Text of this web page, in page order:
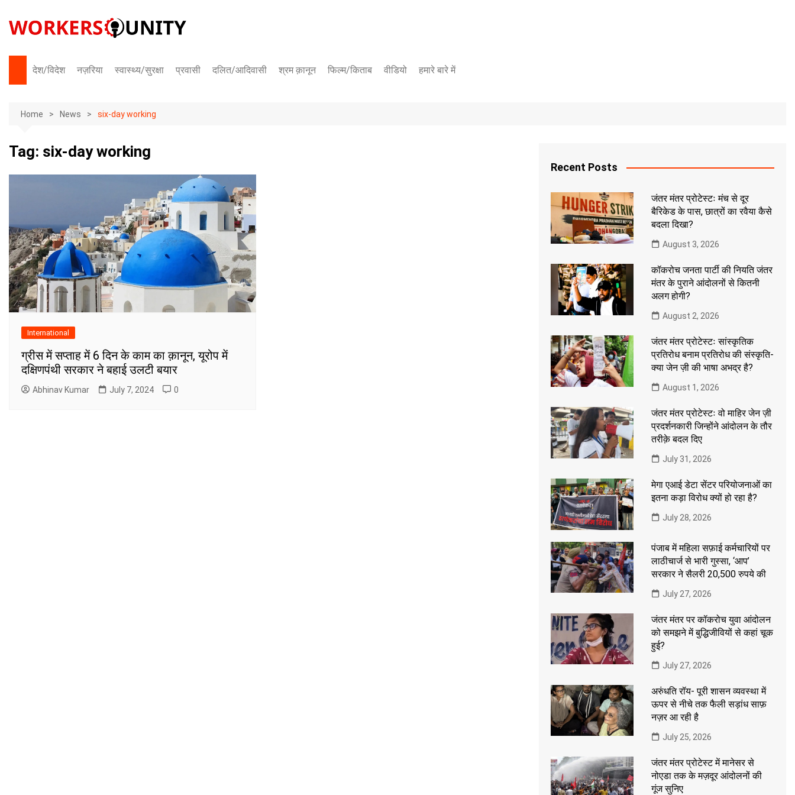
content
देश/विदेश
अंतराष्ट्रीय
नज़रिया स्वास्थ्य/सुरक्षा प्रवासी दलित/आदिवासी श्रम क़ानून फिल्म/किताब वीडियो हमारे बारे में
Home News six-day working
Tag: six-day working
International
ग्रीस में सप्ताह में 6 दिन के काम का क़ानून, यूरोप में
दक्षिणपंथी सरकार ने बहाई उलटी बयार
Abhinav Kumar July 7, 2024 0
Recent Posts
जंतर मंतर प्रोटेस्टः मंच से दूर
बैरिकेड के पास, छात्रों का रवैया कैसे
बदला दिखा?
August 3, 2026
कॉकरोच जनता पार्टी की नियति जंतर
मंतर के पुराने आंदोलनों से कितनी
अलग होगी?
August 2, 2026
जंतर मंतर प्रोटेस्टः सांस्कृतिक
प्रतिरोध बनाम प्रतिरोध की संस्कृति-
क्या जेन ज़ी की भाषा अभद्र है?
August 1, 2026
जंतर मंतर प्रोटेस्टः वो माहिर जेन ज़ी
प्रदर्शनकारी जिन्होंने आंदोलन के तौर
तरीक़े बदल दिए
July 31, 2026
मेगा एआई डेटा सेंटर परियोजनाओं का
इतना कड़ा विरोध क्यों हो रहा है?
July 28, 2026
पंजाब में महिला सफ़ाई कर्मचारियों पर
लाठीचार्ज से भारी गुस्सा, ‘आप’
सरकार ने सैलरी 20,500 रुपये की
July 27, 2026
जंतर मंतर पर कॉकरोच युवा आंदोलन
को समझने में बुद्धिजीवियों से कहां चूक
हुई?
July 27, 2026
अरुंधति रॉय- पूरी शासन व्यवस्था में
ऊपर से नीचे तक फैली सड़ांध साफ़
नज़र आ रही है
July 25, 2026
जंतर मंतर प्रोटेस्ट में मानेसर से
नोएडा तक के मज़दूर आंदोलनों की
गूंज सुनिए